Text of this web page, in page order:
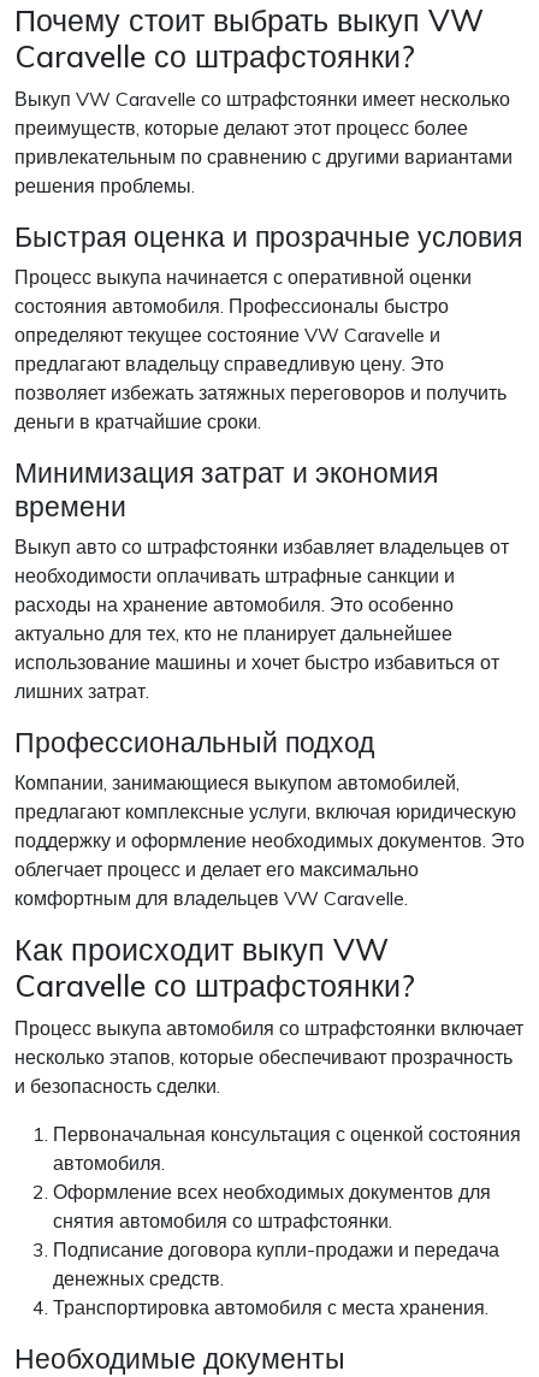
Почему стоит выбрать выкуп VW
Caravelle со штрафстоянки?
Выкуп VW Caravelle со штрафстоянки имеет несколько
преимуществ, которые делают этот процесс более
привлекательным по сравнению с другими вариантами
решения проблемы.
Быстрая оценка и прозрачные условия
Процесс выкупа начинается с оперативной оценки
состояния автомобиля. Профессионалы быстро
определяют текущее состояние VW Caravelle и
предлагают владельцу справедливую цену. Это
позволяет избежать затяжных переговоров и получить
деньги в кратчайшие сроки.
Минимизация затрат и экономия
времени
Выкуп авто со штрафстоянки избавляет владельцев от
необходимости оплачивать штрафные санкции и
расходы на хранение автомобиля. Это особенно
актуально для тех, кто не планирует дальнейшее
использование машины и хочет быстро избавиться от
лишних затрат.
Профессиональный подход
Компании, занимающиеся выкупом автомобилей,
предлагают комплексные услуги, включая юридическую
поддержку и оформление необходимых документов. Это
облегчает процесс и делает его максимально
комфортным для владельцев VW Caravelle.
Как происходит выкуп VW
Caravelle со штрафстоянки?
Процесс выкупа автомобиля со штрафстоянки включает
несколько этапов, которые обеспечивают прозрачность
и безопасность сделки.
Первоначальная консультация с оценкой состояния
автомобиля.
Оформление всех необходимых документов для
снятия автомобиля со штрафстоянки.
Подписание договора купли-продажи и передача
денежных средств.
Транспортировка автомобиля с места хранения.
Необходимые документы